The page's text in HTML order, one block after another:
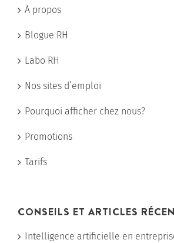
À propos
Blogue RH
Labo RH
Nos sites d’emploi
Pourquoi afficher chez nous?
Promotions
Tarifs
CONSEILS ET ARTICLES
Intelligence artificielle en